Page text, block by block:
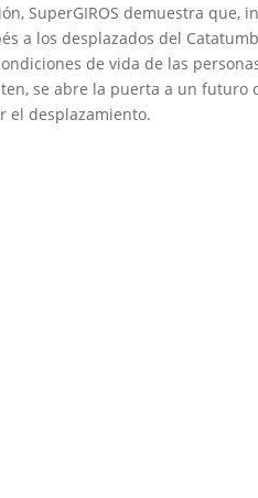
SuperGIROS demuestra
a los desplazados del
de vida de las
se abre la puerta a un futuro
el desplazamiento.